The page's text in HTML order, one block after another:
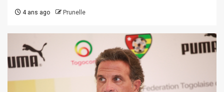
4 ans ago Prunelle